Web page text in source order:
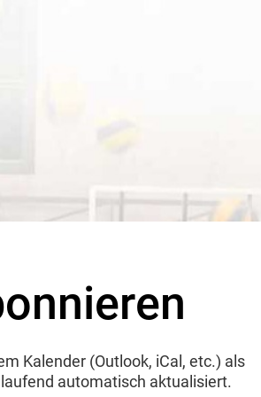
Kalender (Outlook, iCal, etc.) als
automatisch aktualisiert.